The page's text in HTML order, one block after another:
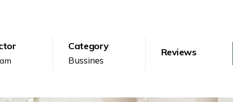
Category
Bussines
Reviews